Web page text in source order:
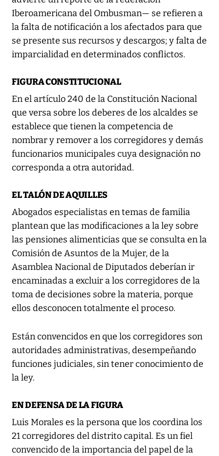
Iberoamericana del Ombusman— se refieren a
la falta de notificación a los afectados para que
se presente sus recursos y descargos; y falta de
imparcialidad en determinados conflictos.
FIGURA CONSTITUCIONAL
En el artículo 240 de la Constitución Nacional
que versa sobre los deberes de los alcaldes se
establece que tienen la competencia de
nombrar y remover a los corregidores y demás
funcionarios municipales cuya designación no
corresponda a otra autoridad.
EL TALÓN DE AQUILLES
Abogados especialistas en temas de familia
plantean que las modificaciones a la ley sobre
las pensiones alimenticias que se consulta en la
Comisión de Asuntos de la Mujer, de la
Asamblea Nacional de Diputados deberían ir
encaminadas a excluir a los corregidores de la
toma de decisiones sobre la materia, porque
ellos desconocen totalmente el proceso.
Están convencidos en que los corregidores son
autoridades administrativas, desempeñando
funciones judiciales, sin tener conocimiento de
la ley.
EN DEFENSA DE LA FIGURA
Luis Morales es la persona que los coordina los
21 corregidores del distrito capital. Es un fiel
convencido de la importancia del papel de la